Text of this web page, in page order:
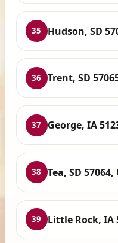
35 Hudson, SD
36 Trent, SD
37 George, IA
38 Tea, SD 57064,
39 Little Rock, IA